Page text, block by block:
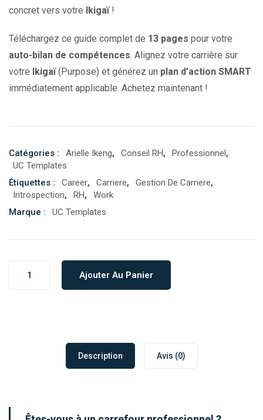
concret vers votre Ikigaï!
Téléchargez ce guide complet de 13 pages pour votre
auto-bilan de compétences. Alignez votre carrière sur
votre Ikigaï(Purpose) et générez un plan d’action SMART
immédiatement applicable. Achetez maintenant !
Catégories : Arielle Ikeng, Conseil RH, Professionnel,
UC Templates
Étiquettes :
Career, Carriere, Gestion De Carriere,
Introspection, RH,
Work
Marque :
UC Templates
Ajouter Au Panier
Description Avis (0)